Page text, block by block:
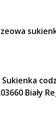
Sukienka
Biały